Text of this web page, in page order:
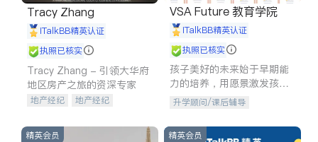
Tracy Zhang
iTalkBB精英认证
执照已核实
Tracy Zhang - 引领大华府
地区房产之旅的资深专家
地产经纪
地产经纪
商铺租售
VSA Future 教育学院
iTalkBB精英认证
执照已核实
孩子美好的未来始于早期能
力的培养，用愿景激发孩子
的学习潜力和动力。理念：
拥有成长型心态是成功的基
石。
升学顾问/课后辅导
精英会员 精英会员